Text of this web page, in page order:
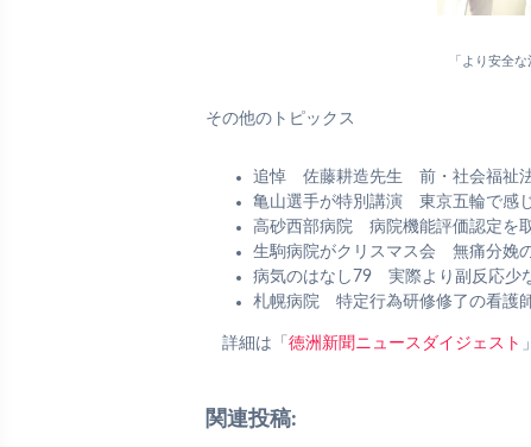
「より安全
その他のトピックス
追悼 佐藤耕造先生 前・社会福祉
亀山選手が特別講演 東京五輪で感
高砂西部病院 病院機能評価認定を
生駒病院がクリスマス会 無痛分娩
病気のはなし79 実際より副反応少
札幌病院 特定行為研修修了の看護
詳細は「 徳洲新聞ニュースダイジェスト
関連投稿: